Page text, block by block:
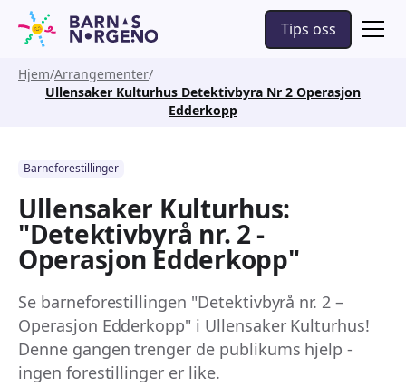
Tips oss
Hjem Arrangementer
Ullensaker Kulturhus Detektivbyra Nr 2 Operasjon
Edderkopp
Barneforestillinger
Ullensaker Kulturhus:
"Detektivbyrå nr. 2 -
Operasjon Edderkopp"
Se barneforestillingen "Detektivbyrå nr. 2 –
Operasjon Edderkopp" i Ullensaker Kulturhus!
Denne gangen trenger de publikums hjelp -
ingen forestillinger er like.